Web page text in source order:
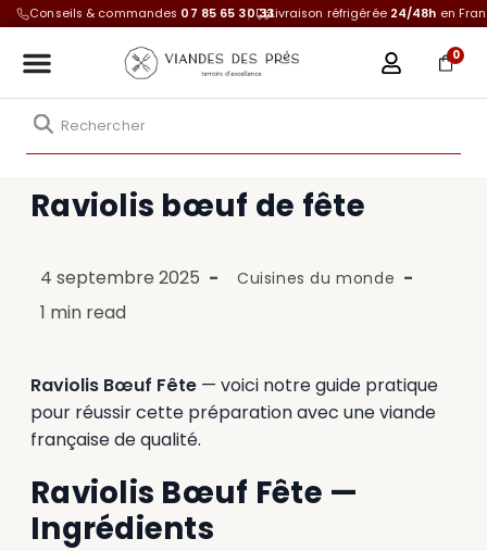
Conseils & commandes 07 85 65 30 33Livraison réfrigérée 24/48h en
0
Raviolis bœuf de fête
4 septembre 2025 Cuisines du monde
1 min read
Raviolis Bœuf Fête — voici notre guide pratique
pour réussir cette préparation avec une viande
française de qualité.
Raviolis Bœuf Fête —
Ingrédients